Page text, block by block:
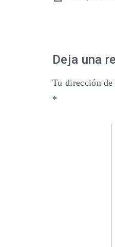
entradas
Deja una
Tu dirección
*